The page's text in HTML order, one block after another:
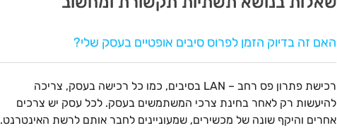
האם זה בדיוק הזמן לפרוס סיבים אופטיים בעסק שלי?
רכישת פתרון פס רחב – LAN בסיבים, כמו כל רכישה בעסק, צריכה
להיעשות רק לאחר בחינת צרכי המשתמשים בעסק. לכל עסק יש צרכים
אחרים והיקף שונה של מכשירים, שמעוניינים לחבר אותם לרשת האינטרנט.